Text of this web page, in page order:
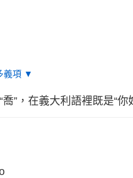
義項 ▼
”，在義大利語裡既是“你